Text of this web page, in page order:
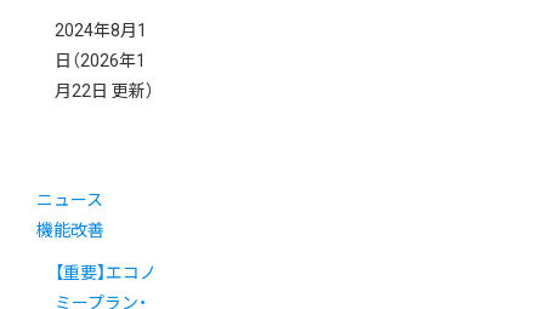
2024年8月1
日 （2026年1
月22日 更新）
ニュース
機能改善
【重要】エコノ
ミープラン・